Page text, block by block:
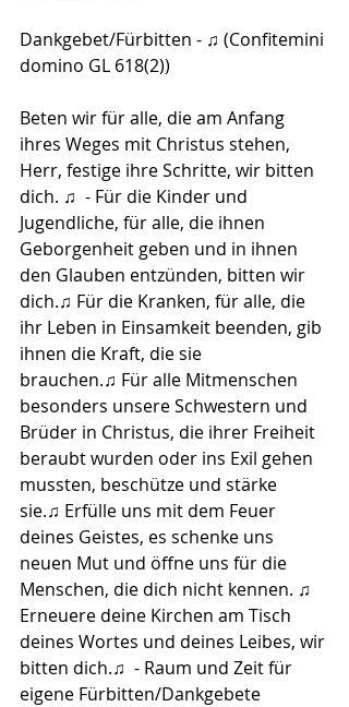
Dankgebet/Fürbitten - ♫ (Confitemini
domino GL 618(2))
Beten wir für alle, die am Anfang
ihres Weges mit Christus stehen,
Herr, festige ihre Schritte, wir bitten
dich. ♫ - Für die Kinder und
Jugendliche, für alle, die ihnen
Geborgenheit geben und in ihnen
den Glauben entzünden, bitten wir
dich.♫ Für die Kranken, für alle, die
ihr Leben in Einsamkeit beenden, gib
ihnen die Kraft, die sie
brauchen.♫ Für alle Mitmenschen
besonders unsere Schwestern und
Brüder in Christus, die ihrer Freiheit
beraubt wurden oder ins Exil gehen
mussten, beschütze und stärke
sie.♫ Erfülle uns mit dem Feuer
deines Geistes, es schenke uns
neuen Mut und öffne uns für die
Menschen, die dich nicht kennen. ♫
Erneuere deine Kirchen am Tisch
deines Wortes und deines Leibes, wir
bitten dich.♫ - Raum und Zeit für
eigene Fürbitten/Dankgebete